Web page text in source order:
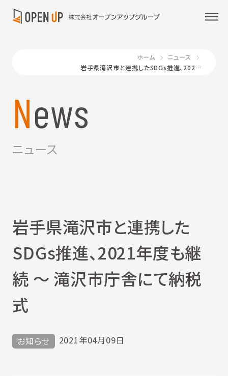
ホーム
ニュース
岩手県滝沢市と連携したSDGs推進、2021年度も継続 ～ 滝沢市庁舎にて納税式
News
ニュース
岩手県滝沢市と連携した
SDGs推進、2021年度も継
続 ～ 滝沢市庁舎にて納税
式
お知らせ 2021年04月09日